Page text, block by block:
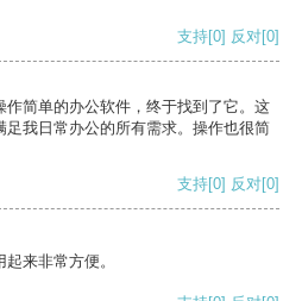
支持[0] 反对[0]
简单的办公软件，终于找到了它。这
我日常办公的所有需求。操作也很简
支持[0] 反对[0]
来非常方便。